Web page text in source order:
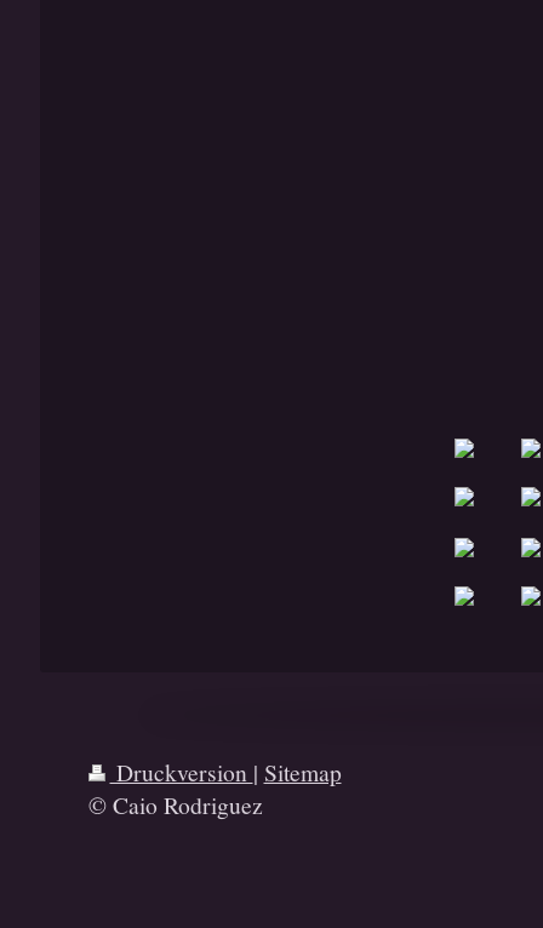
Druckversion | Sitemap
© Caio Rodriguez